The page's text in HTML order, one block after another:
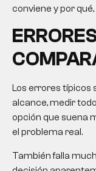
conviene y por
Los errores típicos
alcance, medir
opción que suena
el problema real.
También falla